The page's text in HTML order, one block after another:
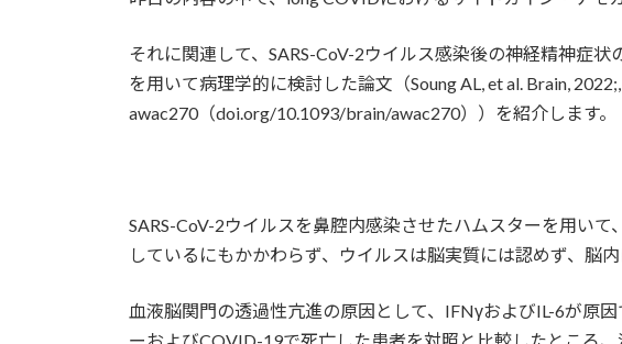
それに関連して、SARS-CoV-2ウイルス感染後の神経精神症
を用いて病理学的に検討した論文（Soung AL, et al. Brain, 2022;,
awac270（doi.org/10.1093/brain/awac270））を紹介します。
SARS-CoV-2ウイルスを鼻腔内感染させたハムスターを用いて
しているにもかかわらず、ウイルスは脳実質には認めず、脳
血液脳関門の透過性亢進の原因として、IFNγおよびIL-6が原